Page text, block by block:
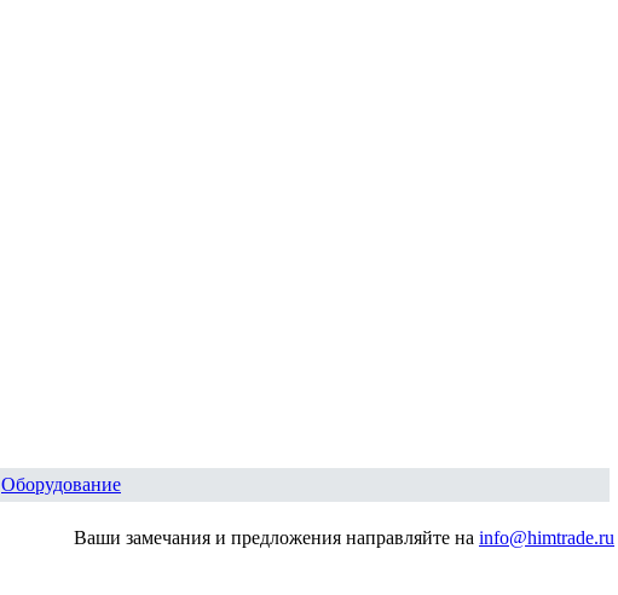
Оборудование
Ваши замечания и предложения направляйте на info@himtrade.ru